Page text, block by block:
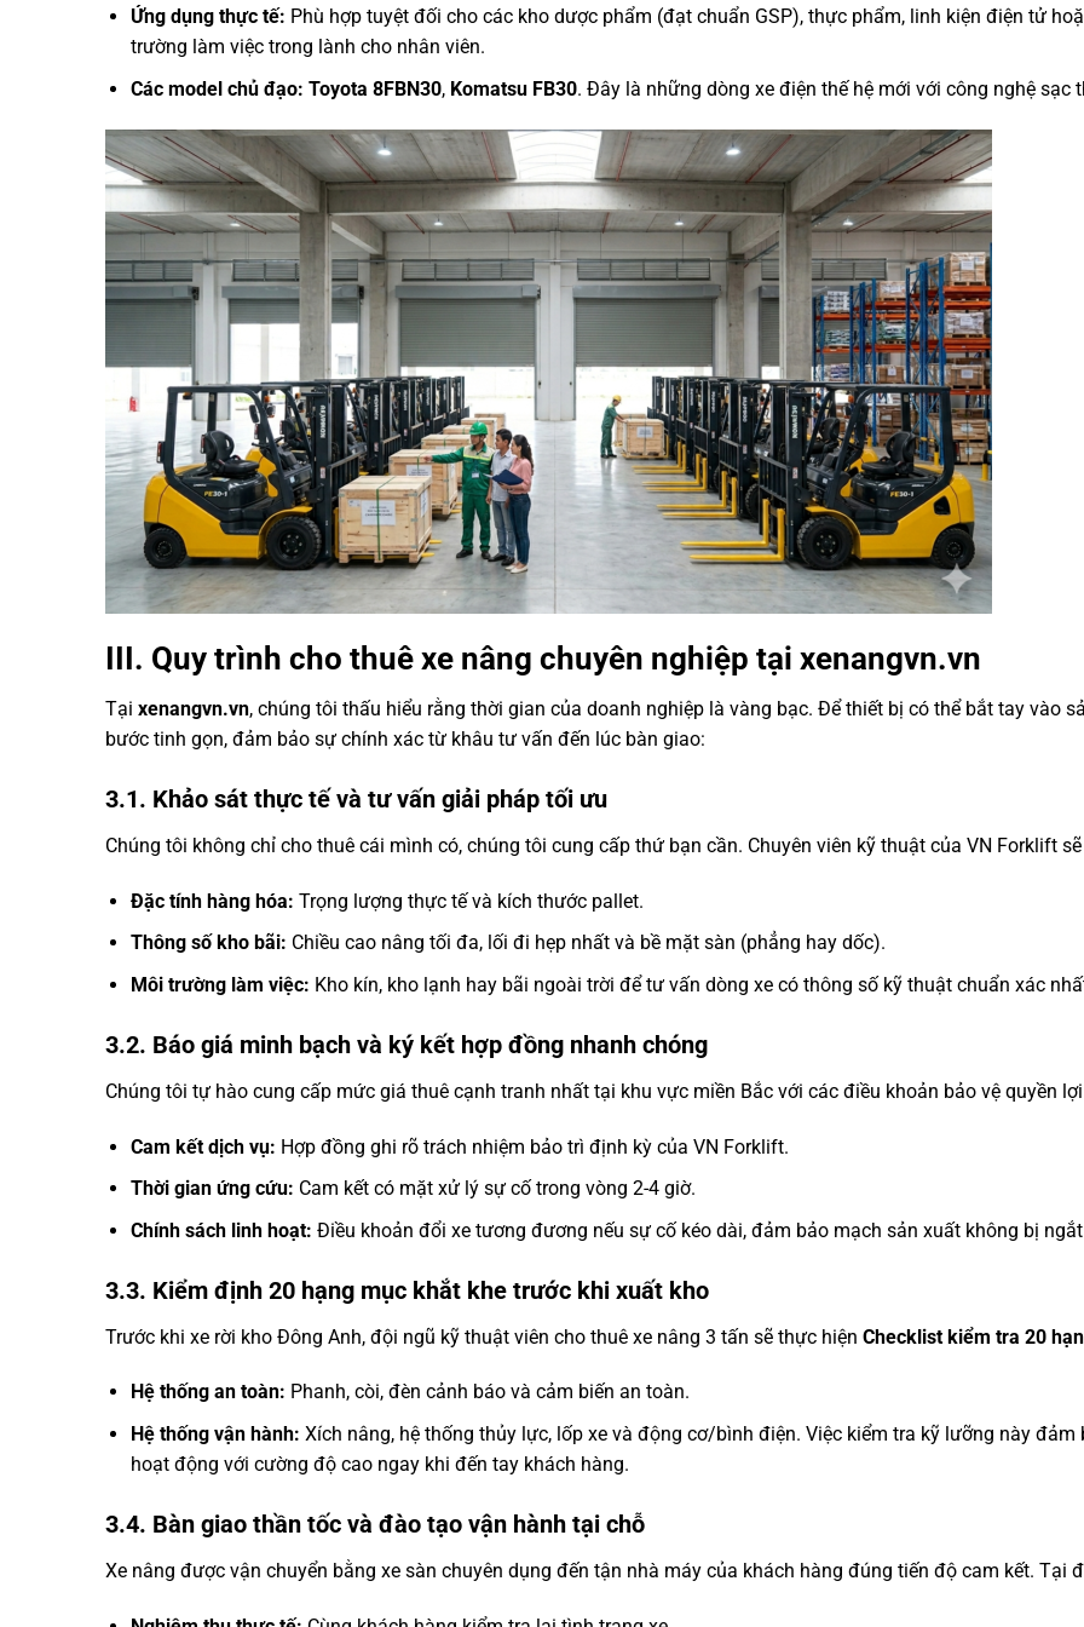
Ứng dụng thực tế: Phù hợp tuyệt đối cho các kho dược phẩm (đạt chuẩn GSP), thực phẩm, linh kiện điện tử
trường làm việc trong lành cho nhân viên.
Các model chủ đạo: Toyota 8FBN30, Komatsu FB30. Đây là những dòng xe điện thế hệ mới với công nghệ
III. Quy trình cho thuê xe nâng chuyên nghiệp tại xenangvn.vn
Tại xenangvn.vn, chúng tôi thấu hiểu rằng thời gian của doanh nghiệp là vàng bạc. Để thiết bị có thể bắt tay vào
bước tinh gọn, đảm bảo sự chính xác từ khâu tư vấn đến lúc bàn giao:
3.1. Khảo sát thực tế và tư vấn giải pháp tối ưu
Chúng tôi không chỉ cho thuê cái mình có, chúng tôi cung cấp thứ bạn cần. Chuyên viên kỹ thuật của VN Forklift
Đặc tính hàng hóa: Trọng lượng thực tế và kích thước pallet.
Thông số kho bãi: Chiều cao nâng tối đa, lối đi hẹp nhất và bề mặt sàn (phẳng hay dốc).
Môi trường làm việc: Kho kín, kho lạnh hay bãi ngoài trời để tư vấn dòng xe có thông số kỹ thuật chuẩn xác
3.2. Báo giá minh bạch và ký kết hợp đồng nhanh chóng
Chúng tôi tự hào cung cấp mức giá thuê cạnh tranh nhất tại khu vực miền Bắc với các điều khoản bảo vệ quyền
Cam kết dịch vụ: Hợp đồng ghi rõ trách nhiệm bảo trì định kỳ của VN Forklift.
Thời gian ứng cứu: Cam kết có mặt xử lý sự cố trong vòng 2-4 giờ.
Chính sách linh hoạt: Điều khoản đổi xe tương đương nếu sự cố kéo dài, đảm bảo mạch sản xuất không bị
3.3. Kiểm định 20 hạng mục khắt khe trước khi xuất kho
Trước khi xe rời kho Đông Anh, đội ngũ kỹ thuật viên cho thuê xe nâng 3 tấn sẽ thực hiện Checklist kiểm tra 20
Hệ thống an toàn: Phanh, còi, đèn cảnh báo và cảm biến an toàn.
Hệ thống vận hành: Xích nâng, hệ thống thủy lực, lốp xe và động cơ/bình điện. Việc kiểm tra kỹ lưỡng này
hoạt động với cường độ cao ngay khi đến tay khách hàng.
3.4. Bàn giao thần tốc và đào tạo vận hành tại chỗ
Xe nâng được vận chuyển bằng xe sàn chuyên dụng đến tận nhà máy của khách hàng đúng tiến độ cam kết. Tại